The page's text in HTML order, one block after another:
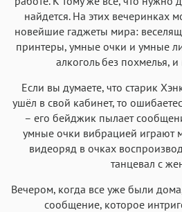
найдется. На этих вечеринках
новейшие гаджеты мира:
принтеры, умные очки и умные
алкоголь без похмелья,
Если вы думаете, что старик
ушёл в свой кабинет, то
– его бейджик пылает
умные очки вибрацией играют
видеоряд в очках
танцевал с
Вечером, когда все уже были
сообщение, которое